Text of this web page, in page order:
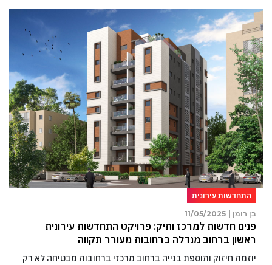
התחדשות עירונית
בן רומן |
11/05/2025
פנים חדשות למרכז ותיק: פרויקט התחדשות עירונית
ראשון ברחוב מנדלה ברחובות מעורר תקווה
יוזמת חיזוק ותוספת בנייה ברחוב מרכזי ברחובות מבטיחה לא רק